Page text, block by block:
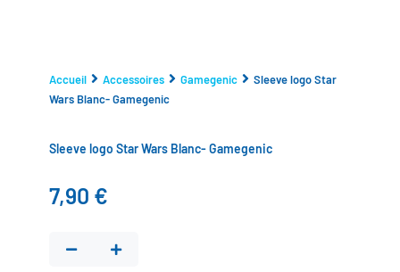
Accueil Accessoires Gamegenic
Sleeve logo Star
Wars Blanc- Gamegenic
Sleeve logo Star Wars Blanc- Gamegenic
7,90 €